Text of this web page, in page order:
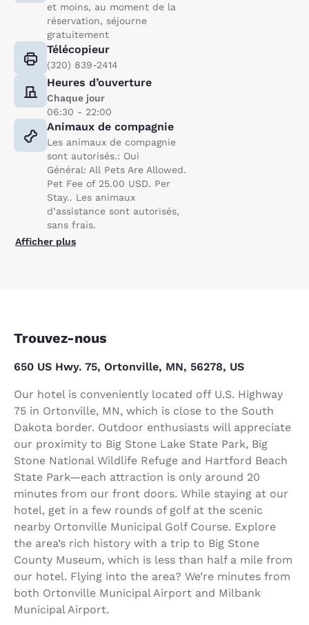
et moins, au moment de la
réservation, séjourne
gratuitement
Télécopieur
(320) 839-2414
Heures d’ouverture
Chaque jour
06:30 - 22:00
Animaux de compagnie
Les animaux de compagnie
sont autorisés.: Oui
Général: All Pets Are Allowed.
Pet Fee of 25.00 USD. Per
Stay.. Les animaux
d’assistance sont autorisés,
sans frais.
Afficher plus
Trouvez-nous
650 US Hwy. 75, Ortonville, MN, 56278, US
Our hotel is conveniently located off U.S. Highway
75 in Ortonville, MN, which is close to the South
Dakota border. Outdoor enthusiasts will appreciate
our proximity to Big Stone Lake State Park, Big
Stone National Wildlife Refuge and Hartford Beach
State Park—each attraction is only around 20
minutes from our front doors. While staying at our
hotel, get in a few rounds of golf at the scenic
nearby Ortonville Municipal Golf Course. Explore
the area’s rich history with a trip to Big Stone
County Museum, which is less than half a mile from
our hotel. Flying into the area? We’re minutes from
both Ortonville Municipal Airport and Milbank
Municipal Airport.